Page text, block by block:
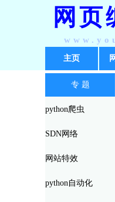
网页
主页
专 题
python爬虫
SDN网络
网站特效
python自动化